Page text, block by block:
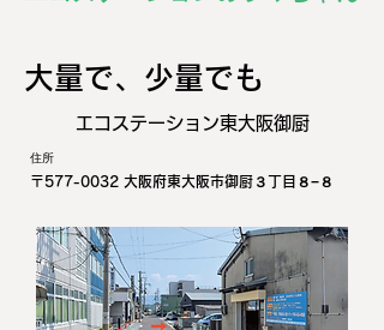
​大量で、少量でも
エコステーション東大阪御厨
住所
〒577-0032 大阪府東大阪市御厨３丁目８−８